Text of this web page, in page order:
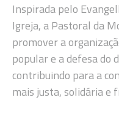
Inspirada pelo
Igreja, a Pastoral da
promover a
popular e a defesa do
contribuindo para a
mais justa, solidária e